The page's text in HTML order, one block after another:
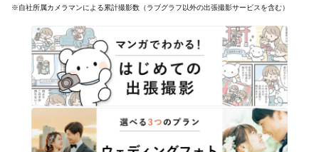
※自社所属カメラマンによる累計撮影数（ラブグラフ以外の出張撮影サービスを含む）